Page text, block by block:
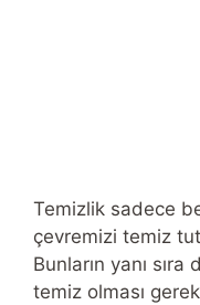
Temizlik sadece
çevremizi temiz
Bunların yanı
temiz olması